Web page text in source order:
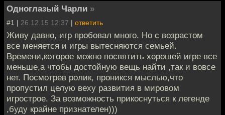
Одноглазый Чарли »
#1 | 26.12.15 12:37 | ответить
Живу давно, игр пробовал много. Но с возрастом
все меняется и игры вытесняются семьей.
Времени,которое можно посвятить хорошей игре все
меньше,а чтобы достойную вещь найти ,так и вовсе
нет. Посмотрев ролик, проникся мыслью,что
пропустил целую веху развития в мировом
игрострое. За возможность прикоснуться к легенде
,буду крайне признателен)))